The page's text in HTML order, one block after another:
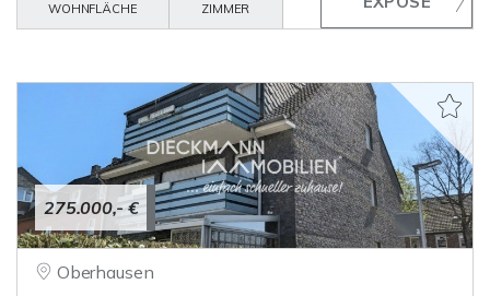
WOHNFLÄCHE
ZIMMER
275.000,- €
Oberhausen